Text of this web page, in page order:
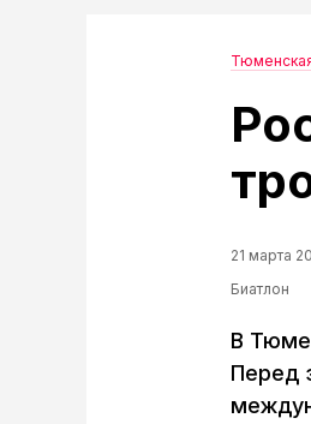
21 марта
Биатлон
В
Перед